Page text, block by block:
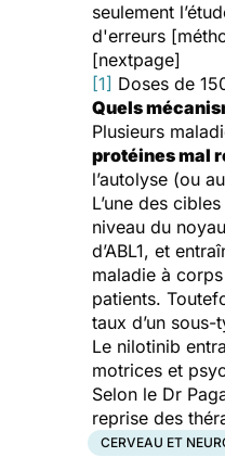
seulement
d'erreurs
[nextpage]
[1] Doses de
Quels
Plusieurs
protéines mal
l’autolyse (ou
L’une des
niveau du
d’ABL1, et
maladie à
patients.
taux d’un
Le nilotinib
motrices et
Selon le Dr
reprise des
CERVEAU ET